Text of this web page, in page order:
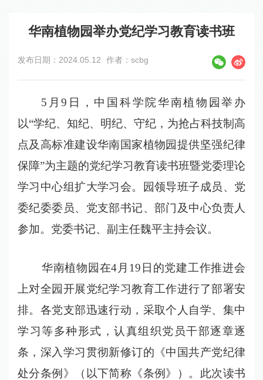
华南植物园举办党纪学习教育读书班
发布日期：2024.05.12 作者：scbg
5月9日，中国科学院华南植物园举办
以“学纪、知纪、明纪、守纪，为抢占科技制高
点及高标准建设华南国家植物园提供坚强纪律
保障”为主题的党纪学习教育读书班暨党委理论
学习中心组扩大学习会。园领导班子成员、党
委纪委委员、党支部书记、部门及中心负责人
参加。党委书记、副主任魏平主持会议。
华南植物园在4月19日的党建工作推进会
上对全园开展党纪学习教育工作进行了部署安
排。各党支部迅速行动，采取个人自学、集中
学习等多种形式，认真组织党员干部逐章逐
条，深入学习贯彻新修订的《中国共产党纪律
处分条例》（以下简称《条例》）。此次读书